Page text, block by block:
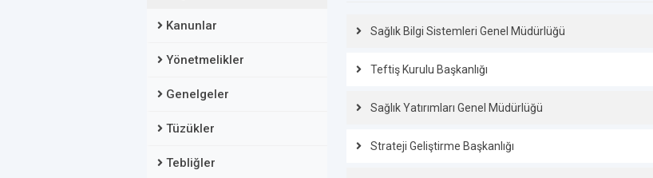
Kanunlar
Yönetmelikler
Genelgeler
Tüzükler
Tebliğler
Sağlık Bilgi Sistemleri Genel Müdürlüğü
Teftiş Kurulu Başkanlığı
Sağlık Yatırımları Genel Müdürlüğü
Strateji Geliştirme Başkanlığı